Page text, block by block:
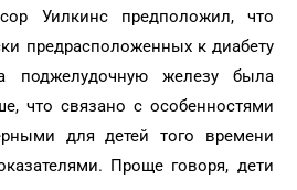
Уилкинс предположил, что
предрасположенных к диабету
поджелудочную железу была
что связано с особенностями
для детей того времени
Проще говоря, дети